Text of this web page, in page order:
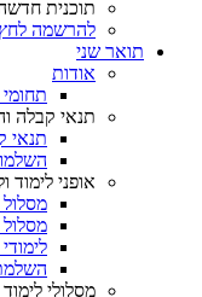
תוכנית
להרשמה
תואר שני
אודות
תנאי קבלה
תנאי
אופני לימוד
מסלול
מסלולי